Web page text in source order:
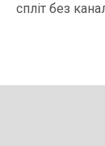
спліт без